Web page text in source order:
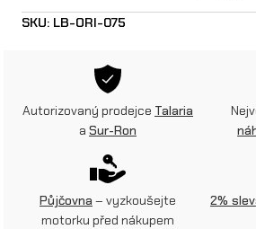
í
SKU: LB-ORI-075
Autorizovaný prodejce Talaria
a Sur-Ron
Půjčovna – vyzkoušejte
motorku před nákupem
2%